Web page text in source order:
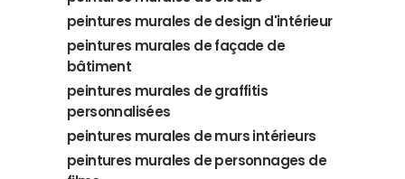
peintures murales de design d'intérieur
peintures murales de façade de
bâtiment
peintures murales de graffitis
personnalisées
peintures murales de murs intérieurs
peintures murales de personnages de